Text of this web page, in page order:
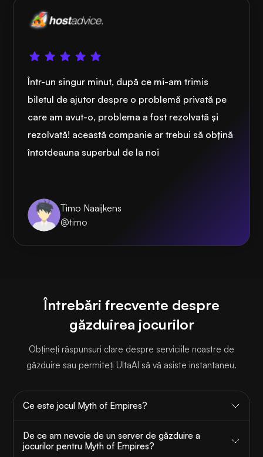
Într-un singur minut, după ce mi-am trimis
biletul de ajutor despre o problemă privată pe
care am avut-o, problema a fost rezolvată și
rezolvată! această companie ar trebui să obțină
întotdeauna superbul de la noi
Timo Naaijkens
@timo
Întrebări frecvente despre
găzduirea jocurilor
Obțineți răspunsuri clare despre serviciile noastre de
găzduire sau permiteți UltaAI să vă asiste instantaneu.
Ce este jocul Myth of Empires?
De ce am nevoie de un server de găzduire a
jocurilor pentru Myth of Empires?